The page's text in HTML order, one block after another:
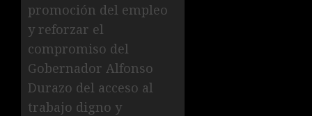
promoción del empleo
y reforzar el
compromiso del
Gobernador Alfonso
Durazo del acceso al
trabajo digno y